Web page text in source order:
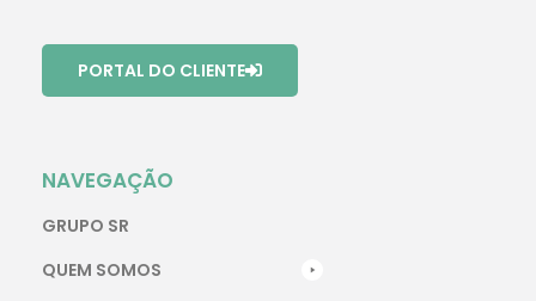
PORTAL DO CLIENTE
NAVEGAÇÃO
GRUPO SR
QUEM SOMOS